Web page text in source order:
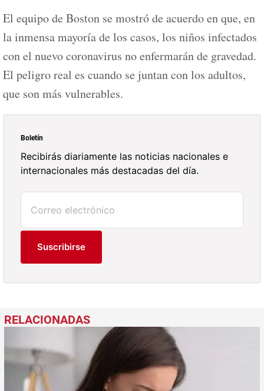
El equipo de Boston se mostró de acuerdo en que, en
la inmensa mayoría de los casos, los niños infectados
con el nuevo coronavirus no enfermarán de gravedad.
El peligro real es cuando se juntan con los adultos,
que son más vulnerables.
Boletín
Recibirás diariamente las noticias nacionales e
internacionales más destacadas del día.
Suscribirse